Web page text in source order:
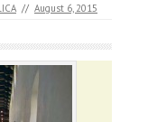
// August 6, 2015